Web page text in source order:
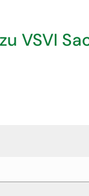
VSVI